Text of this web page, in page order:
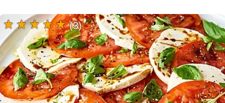
(3)